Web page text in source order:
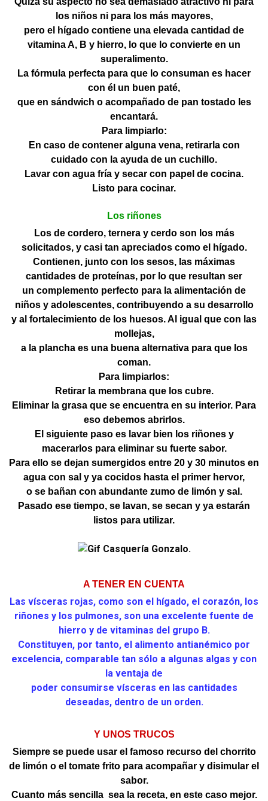
los niños ni para los más mayores,
pero el hígado contiene una elevada cantidad de
vitamina A, B y hierro, lo que lo convierte en un
superalimento.
La fórmula perfecta para que lo consuman es hacer
con él un buen paté,
que en sándwich o acompañado de pan tostado les
encantará.
Para limpiarlo:
En caso de contener alguna vena, retirarla con
cuidado con la ayuda de un cuchillo.
Lavar con agua fría y secar con papel de cocina.
Listo para cocinar.
Los riñones
Los de cordero, ternera y cerdo son los más
solicitados, y casi tan apreciados como el hígado.
Contienen, junto con los sesos, las máximas
cantidades de proteínas, por lo que resultan ser
un complemento perfecto para la alimentación de
niños y adolescentes, contribuyendo a su desarrollo
y al fortalecimiento de los huesos. Al igual que con las
mollejas,
a la plancha es una buena alternativa para que los
coman.
Para limpiarlos:
Retirar la membrana que los cubre.
Eliminar la grasa que se encuentra en su interior. Para
eso debemos abrirlos.
El siguiente paso es lavar bien los riñones y
macerarlos para eliminar su fuerte sabor.
Para ello se dejan sumergidos entre 20 y 30 minutos en
agua con sal y ya cocidos hasta el primer hervor,
o se bañan con abundante zumo de limón y sal.
Pasado ese tiempo, se lavan, se secan y ya estarán
listos para utilizar.
A TENER EN CUENTA
Las vísceras rojas, como son el hígado, el corazón, los
riñones y los pulmones, son una excelente fuente de
hierro yde vitaminas del grupo B.
Constituyen, por tanto, el alimento antianémico por
excelencia, comparable tan sólo a algunas algas y con
la ventaja de
poder consumirse vísceras en las cantidades
deseadas, dentro de un orden.
Y UNOS TRUCOS
Siempre se puede usar el famoso recurso del chorrito
de limón o el tomate frito para acompañar y disimular el
sabor.
Cuanto más sencilla sea la receta, en este caso mejor.